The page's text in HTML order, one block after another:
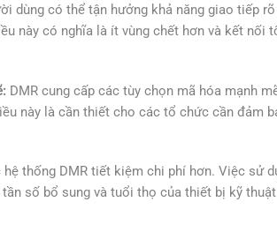
dùng có thể tận hưởng khả năng giao tiếp
này có nghĩa là ít vùng chết hơn và kết nối
DMR cung cấp các tùy chọn mã hóa mạnh
này là cần thiết cho các tổ chức cần đảm
hệ thống DMR tiết kiệm chi phí hơn. Việc sử
số bổ sung và tuổi thọ của thiết bị kỹ